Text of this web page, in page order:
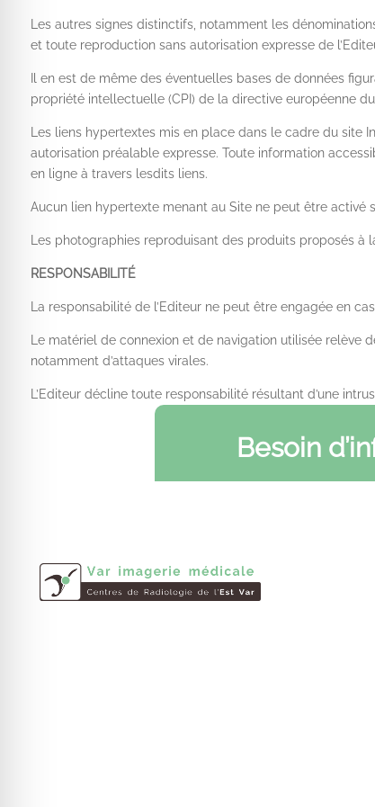
Les autres signes distinctifs, notamment les
et toute reproduction sans autorisation expresse de
Il en est de même des éventuelles bases de données
propriété intellectuelle (CPI) de la directive européenne
Les liens hypertextes mis en place dans le cadre du site
autorisation préalable expresse. Toute information
en ligne à travers lesdits liens.
Aucun lien hypertexte menant au Site ne peut être activé
Les photographies reproduisant des produits proposés à
RESPONSABILITÉ
La responsabilité de l’Editeur ne peut être engagée en
Le matériel de connexion et de navigation utilisée
notamment d’attaques virales.
L’Editeur décline toute responsabilité résultant d’une
Besoin